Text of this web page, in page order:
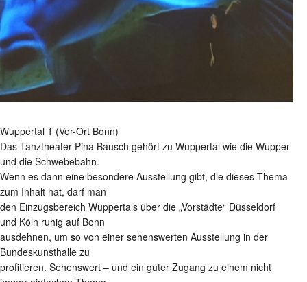
Wuppertal 1 (Vor-Ort Bonn)
Das Tanztheater Pina Bausch gehört zu Wuppertal wie die Wupper
und die Schwebebahn.
Wenn es dann eine besondere Ausstellung gibt, die dieses Thema
zum Inhalt hat, darf man
den Einzugsbereich Wuppertals über die „Vorstädte“ Düsseldorf
und Köln ruhig auf Bonn
ausdehnen, um so von einer sehenswerten Ausstellung in der
Bundeskunsthalle zu
profitieren. Sehenswert – und ein guter Zugang zu einem nicht